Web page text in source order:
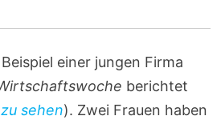
einer jungen Firma
berichtet
sehen). Zwei Frauen haben